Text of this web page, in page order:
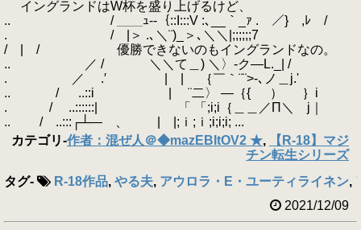
イングランドはW杯を盛り上げるけど、
.. / ＿＿ｭ--｛::I:::V :､__｀_ｧ . ／} ,ﾚ /
. / |＞ .､＼¨)_＞､＼＼|;;;;;;7
/ | / 優勝できないのもイングランドなの。
.. ／ / ＼＼て＿) ＼〉-ク―L._| /
. ／ .′ | | ｛￣｀¨¨>-､ノ＿j.'
.. / ..::i | ¨二〉 ―｛{ ） ｝i
. / ..::::::| 「 「;i;i｛＿＿／Π＼ j｜
.. / ..:::┌┴― 、 | |;ｉ;ｉ;i;i;i; ...
カテゴリ-作者：混ぜ人＠◆mazEBItOV2 ★,
【R-18】マジ
チン転生シリーズ
タグ- R-18作品, やる夫, アウロラ・E・ユーティライネン,
2021/12/09